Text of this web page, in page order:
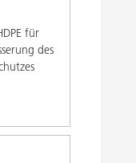
für
des